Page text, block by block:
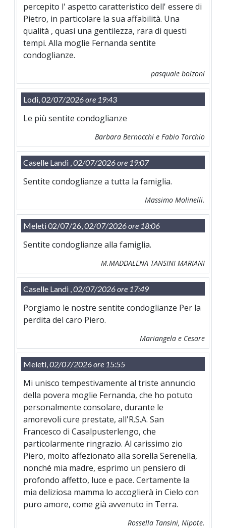
percepito l' aspetto caratteristico dell' essere di
Pietro, in particolare la sua affabilità. Una
qualità , quasi una gentilezza, rara di questi
tempi. Alla moglie Fernanda sentite
condoglianze.
pasquale bolzoni
Lodi,02/07/2026 ore 19:43
Le più sentite condoglianze
Barbara Bernocchi e Fabio Torchio
Caselle Landi ,02/07/2026 ore 19:07
Sentite condoglianze a tutta la famiglia.
Massimo Molinelli.
Meleti 02/07/26,02/07/2026 ore 18:06
Sentite condoglianze alla famiglia.
M.MADDALENA TANSINI MARIANI
Caselle Landi ,02/07/2026 ore 17:49
Porgiamo le nostre sentite condoglianze Per la
perdita del caro Piero.
Mariangela e Cesare
Meleti,02/07/2026 ore 15:55
Mi unisco tempestivamente al triste annuncio
della povera moglie Fernanda, che ho potuto
personalmente consolare, durante le
amorevoli cure prestate, all'R.S.A. San
Francesco di Casalpusterlengo, che
particolarmente ringrazio. Al carissimo zio
Piero, molto affezionato alla sorella Serenella,
nonché mia madre, esprimo un pensiero di
profondo affetto, luce e pace. Certamente la
mia deliziosa mamma lo accoglierà in Cielo con
puro amore, come già avvenuto in Terra.
Rossella Tansini, Nipote.